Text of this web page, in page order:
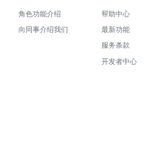
角色功能介绍
向同事介绍我们
帮助中心
最新功能
服务条款
开发者中心